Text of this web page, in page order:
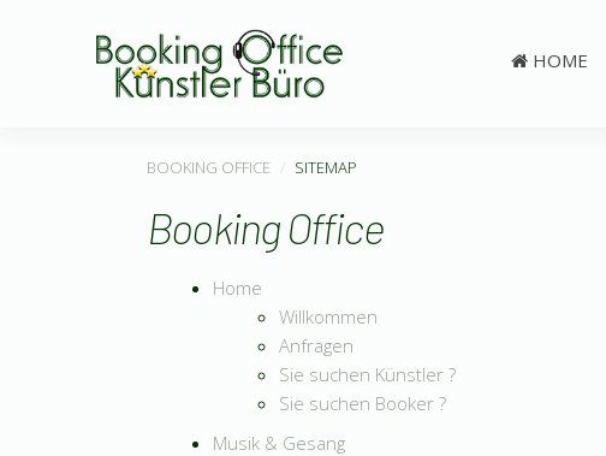
HOME
BOOKING OFFICE SITEMAP
Booking Office
Home
Willkommen
Anfragen
Sie suchen Künstler ?
Sie suchen Booker ?
Musik & Gesang